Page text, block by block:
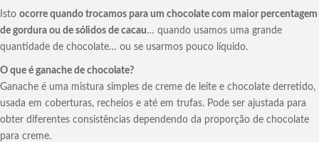
Isto ocorre quando trocamos para um chocolate com maior percentagem
de gordura ou de sólidos de cacau… quando usamos uma grande
quantidade de chocolate… ou se usarmos pouco líquido.
O que é ganache de chocolate?
Ganache é uma mistura simples de creme de leite e chocolate derretido,
usada em coberturas, recheios e até em trufas. Pode ser ajustada para
obter diferentes consistências dependendo da proporção de chocolate
para creme.